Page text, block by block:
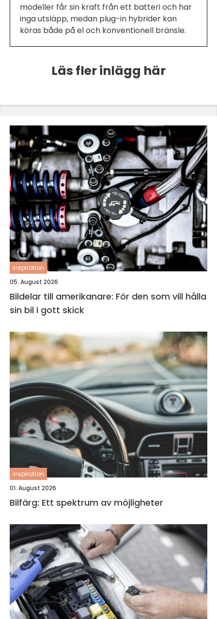
modeller får sin kraft från ett batteri och har
inga utsläpp, medan plug-in hybrider kan
köras både på el och konventionell bränsle.
Läs fler inlägg här
inspiration
05. August 2026
Bildelar till amerikanare: För den som vill hålla
sin bil i gott skick
inspiration
01. August 2026
Bilfärg: Ett spektrum av möjligheter